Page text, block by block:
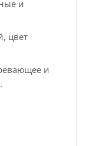
и
цвет
и